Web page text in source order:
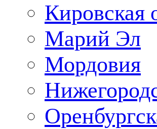
Кировская
Марий Эл
Мордовия